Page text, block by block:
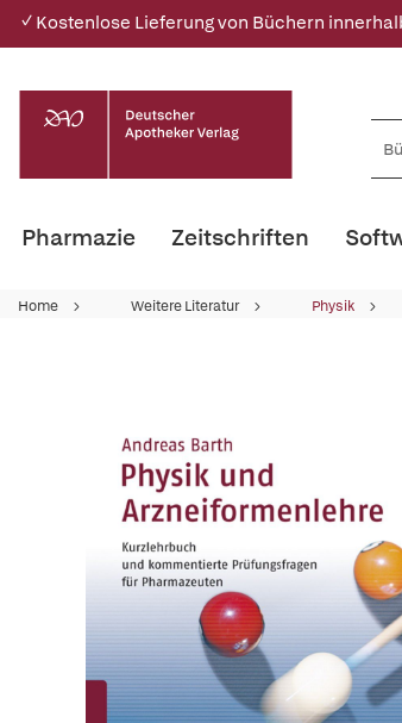
✓ Kostenlose Lieferung von Büchern
Pharmazie Zeitschriften
Home Weitere Literatur Physik